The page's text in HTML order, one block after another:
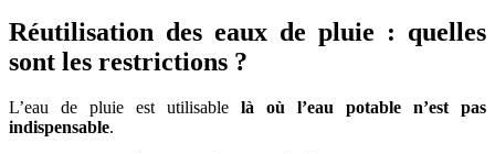
Réutilisation des eaux de pluie : quelles
sont les restrictions ?
L’eau de pluie est utilisable là où l’eau potable n’est pas
indispensable.